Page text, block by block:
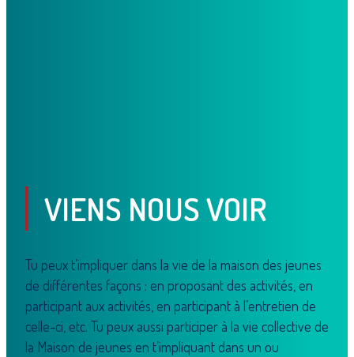
VIENS NOUS VOIR
Tu peux t’impliquer dans la vie de la maison des jeunes
de différentes façons : en proposant des activités, en
participant aux activités, en participant à l’entretien de
celle-ci, etc. Tu peux aussi participer à la vie collective de
la Maison de jeunes en t’impliquant dans un ou